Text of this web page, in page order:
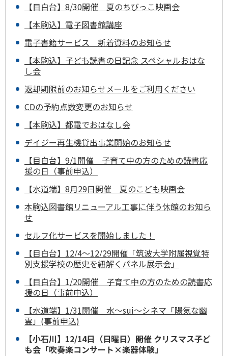
【目白台】8/30開催 夏のちびっこ映画会
【本駒込】電子図書館講座
電子書籍サービス 新着資料のお知らせ
【本駒込】子ども読書の日記念 スペシャルおはな
し会
返却期限前のお知らせメールをご利用ください
CDの予約点数変更のお知らせ
【本駒込】都電でおはなし会
デイジー再生機貸出事業開始のお知らせ
【目白台】9/1開催 子育て中の方のための読書応
援の日（事前申込）
【水道端】8月29日開催 夏のこども映画会
本駒込図書館リニューアル工事に伴う休館のお知ら
せ
セルフ化サービスを開始しました！
【目白台】12/4～12/29開催「筑波大学附属視覚特
別支援学校の歴史を紐解くパネル展示会」
【目白台】1/20開催 子育て中の方のための読書応
援の日（事前申込）
【水道端】1/31開催 水～sui～シネマ「陽気な幽
霊」(事前申込)
【小石川】12/14日（日曜日）開催 クリスマス子ど
も会「吹奏楽コンサート×楽器体験」